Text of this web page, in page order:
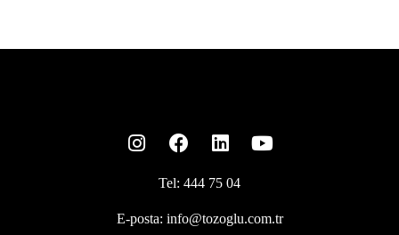
Tel: 444 75 04
E-posta: info@tozoglu.com.tr